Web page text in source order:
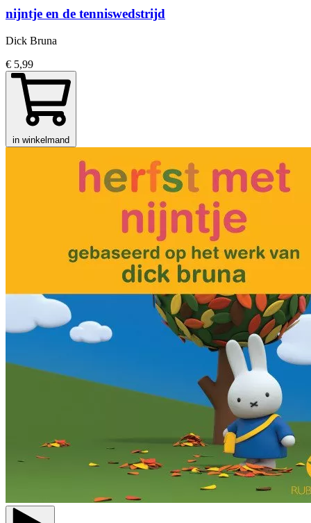
nijntje en de tenniswedstrijd
Dick Bruna
€ 5,99
in winkelmand